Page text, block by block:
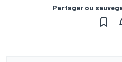
Partager ou